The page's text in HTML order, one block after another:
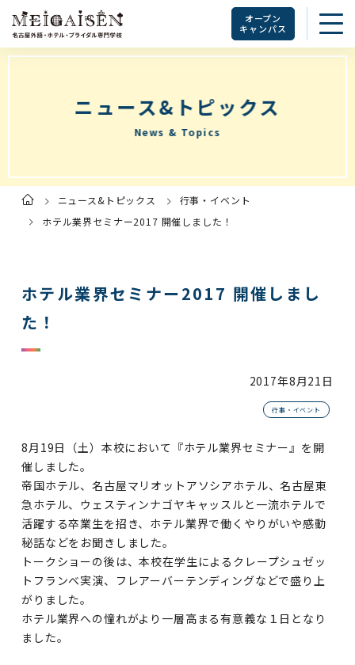
オープン
キャンパス
ニュース&トピックス
News & Topics
ト
ペ
ニュース&トピックス
行事・イベント
ホテル業界セミナー2017 開催しました！
ホテル業界セミナー2017 開催しまし
た！
2017年8月21日
行事・イベント
8月19日（土）本校において『ホテル業界セミナー』を開
催しました。
帝国ホテル、名古屋マリオットアソシアホテル、名古屋東
急ホテル、ウェスティンナゴヤキャッスルと一流ホテルで
活躍する卒業生を招き、ホテル業界で働くやりがいや感動
秘話などをお聞きしました。
トークショーの後は、本校在学生によるクレープシュゼッ
トフランベ実演、フレアーバーテンディングなどで盛り上
がりました。
ホテル業界への憧れがより一層高まる有意義な１日となり
ました。